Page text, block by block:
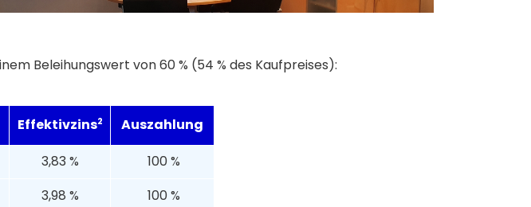
Beleihungswert von 60 % (54 % des Kaufpreises):
Effektivzins2
Auszahlung
3,83 %
100 %
3,98 %
100 %